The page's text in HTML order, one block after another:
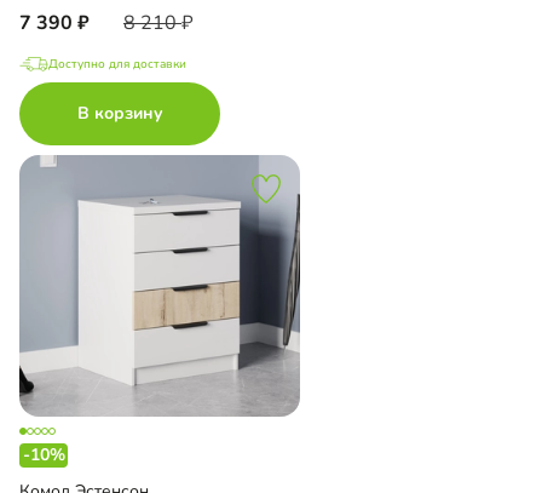
7 390 8 210
Доступно для доставки
В корзину
-10%